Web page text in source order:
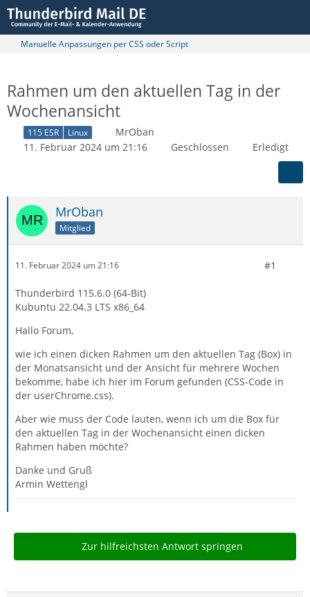
Manuelle Anpassungen per CSS oder Script
Rahmen um den aktuellen Tag in der
Wochenansicht
115 ESR Linux
MrOban
11. Februar 2024 um 21:16
Geschlossen Erledigt
MrOban
Mitglied
11. Februar 2024 um 21:16 #1
Thunderbird 115.6.0 (64-Bit)
Kubuntu 22.04.3 LTS x86_64
Hallo Forum,
wie ich einen dicken Rahmen um den aktuellen Tag (Box) in
der Monatsansicht und der Ansicht für mehrere Wochen
bekomme, habe ich hier im Forum gefunden (CSS-Code in
der userChrome.css).
Aber wie muss der Code lauten, wenn ich um die Box für
den aktuellen Tag in der Wochenansicht einen dicken
Rahmen haben möchte?
Danke und Gruß
Armin Wettengl
Zur hilfreichsten Antwort springen